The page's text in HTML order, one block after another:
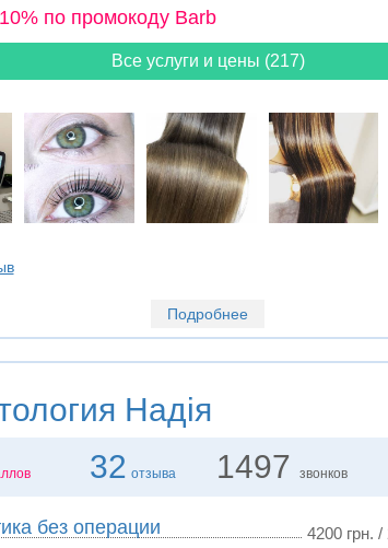
по промокоду Barb
Все услуги и цены (217)
Подробнее
Надія
32 отзыва 1497звонков
без операции 4200 грн.